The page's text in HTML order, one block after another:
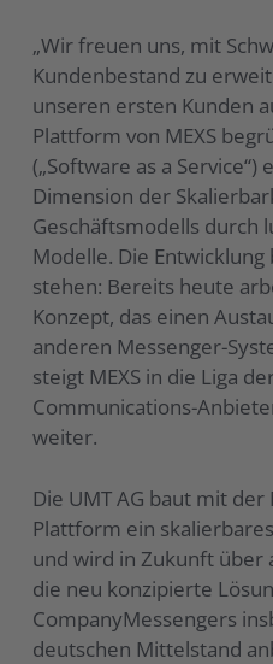
„Wir freuen uns, mit
Kundenbestand zu
unseren ersten Kunden
Plattform von MEXS
(„Software as a
Dimension der
Geschäftsmodells durch
Modelle. Die
stehen: Bereits heute
Konzept, das einen
anderen Messenger-
steigt MEXS in die Liga
Communications-
weiter.
Die UMT AG baut mit der
Plattform ein
und wird in Zukunft über
die neu konzipierte
CompanyMessengers
deutschen Mittelstand